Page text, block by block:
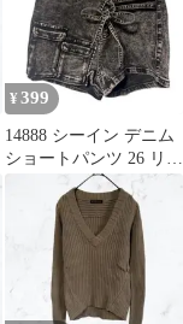
¥ 399
14888 シーイン デニム
ショートパンツ 26 リボ
ン カーゴ アシメ Y2K